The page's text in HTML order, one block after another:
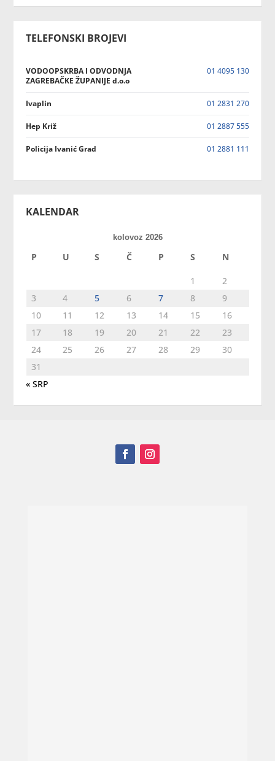
TELEFONSKI BROJEVI
VODOOPSKRBA I ODVODNJA
ZAGREBAČKE ŽUPANIJE d.o.o
01 4095 130
Ivaplin 01 2831 270
Hep Križ 01 2887 555
Policija Ivanić Grad 01 2881 111
KALENDAR
kolovoz 2026
P U S Č P S N
1
2
3
4 5 6 7 8
9
10
11 12 13 14 15
16
17
18 19 20 21 22
23
24
25 26 27 28 29
30
31
« SRP